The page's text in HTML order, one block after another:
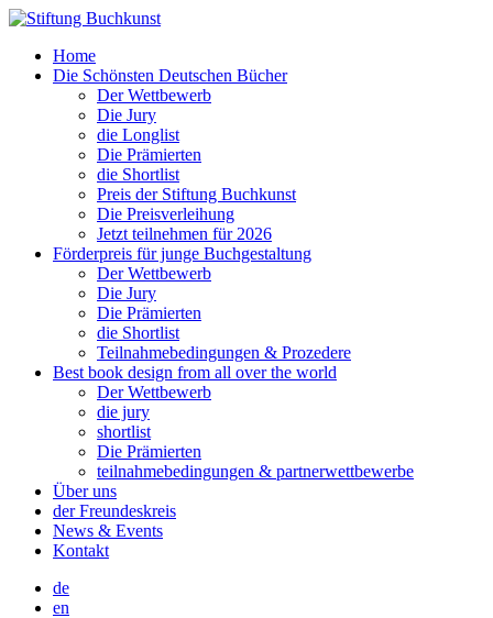
Home
Die Schönsten Deutschen Bücher
Der Wettbewerb
Die Jury
die Longlist
Die Prämierten
die Shortlist
Preis der Stiftung Buchkunst
Die Preisverleihung
Jetzt teilnehmen für 2026
Förderpreis für junge Buchgestaltung
Der Wettbewerb
Die Jury
Die Prämierten
die Shortlist
Teilnahmebedingungen & Prozedere
Best book design from all over the world
Der Wettbewerb
die jury
shortlist
Die Prämierten
teilnahmebedingungen & partnerwettbewerbe
Über uns
der Freundeskreis
News & Events
Kontakt
de
en